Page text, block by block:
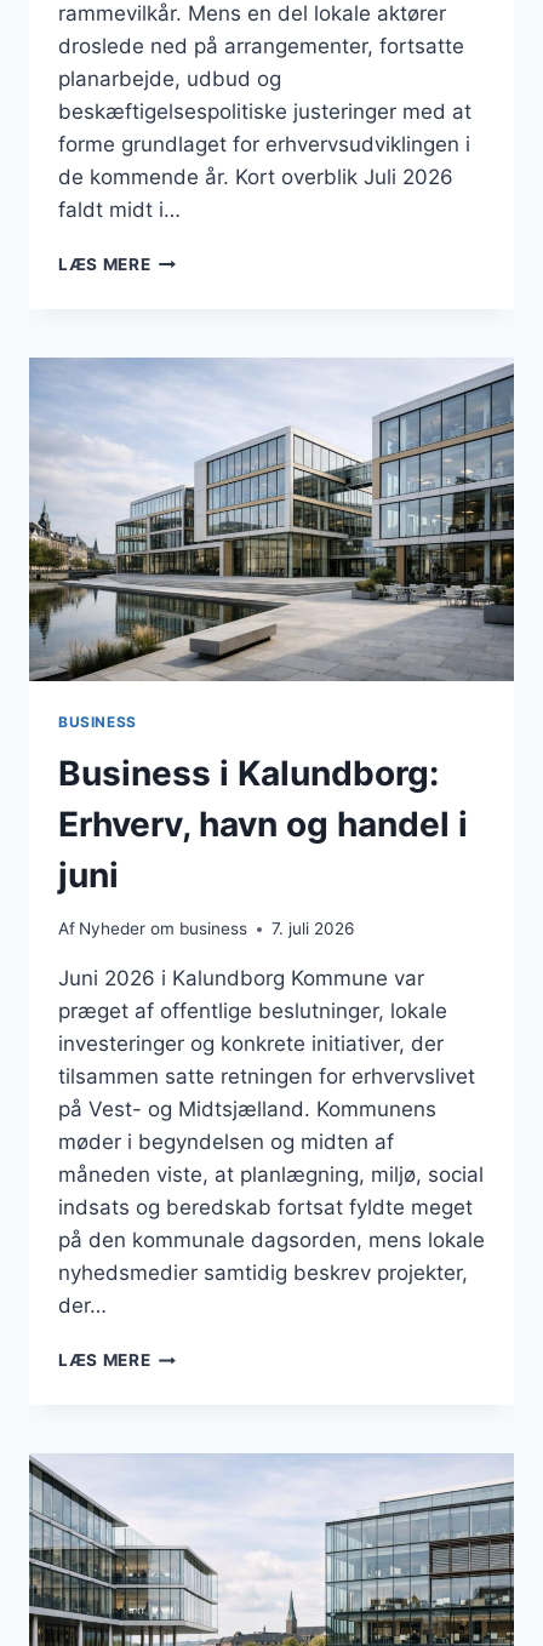
rammevilkår. Mens en del lokale aktører
droslede ned på arrangementer, fortsatte
planarbejde, udbud og
beskæftigelsespolitiske justeringer med at
forme grundlaget for erhvervsudviklingen i
de kommende år. Kort overblik Juli 2026
faldt midt i…
LÆS MEREBUSINESS
2026:
PLANLÆGNING,
GRØNNE
INVESTERINGER
I
KALUNDBORG
BUSINESS
Business i Kalundborg:
Erhverv, havn og handel i
juni
Af Nyheder om business 7. juli 2026
Juni 2026 i Kalundborg Kommune var
præget af offentlige beslutninger, lokale
investeringer og konkrete initiativer, der
tilsammen satte retningen for erhvervslivet
på Vest- og Midtsjælland. Kommunens
møder i begyndelsen og midten af
måneden viste, at planlægning, miljø, social
indsats og beredskab fortsat fyldte meget
på den kommunale dagsorden, mens lokale
nyhedsmedier samtidig beskrev projekter,
der…
LÆS MEREBUSINESS
HAVN
HANDEL
JUNI